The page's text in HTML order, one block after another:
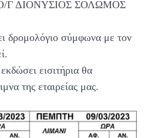
Ο/Γ ΔΙΟΝΥΣΙΟΣ ΣΟΛΩΜΟΣ
δρομολόγιο σύμφωνα με τον
εισιτήρια θα
της εταιρείας μας.